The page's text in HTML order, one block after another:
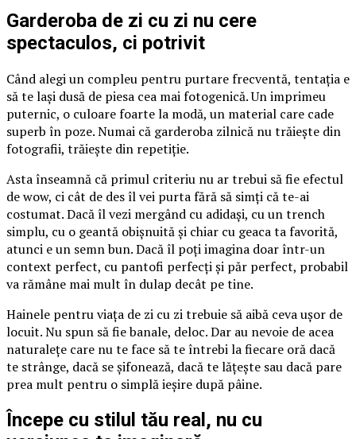
Garderoba de zi cu zi nu cere
spectaculos, ci potrivit
Când alegi un compleu pentru purtare frecventă, tentația e
să te lași dusă de piesa cea mai fotogenică. Un imprimeu
puternic, o culoare foarte la modă, un material care cade
superb în poze. Numai că garderoba zilnică nu trăiește din
fotografii, trăiește din repetiție.
Asta înseamnă că primul criteriu nu ar trebui să fie efectul
de wow, ci cât de des îl vei purta fără să simți că te-ai
costumat. Dacă îl vezi mergând cu adidași, cu un trench
simplu, cu o geantă obișnuită și chiar cu geaca ta favorită,
atunci e un semn bun. Dacă îl poți imagina doar într-un
context perfect, cu pantofi perfecți și păr perfect, probabil
va rămâne mai mult în dulap decât pe tine.
Hainele pentru viața de zi cu zi trebuie să aibă ceva ușor de
locuit. Nu spun să fie banale, deloc. Dar au nevoie de acea
naturalețe care nu te face să te întrebi la fiecare oră dacă
te strânge, dacă se șifonează, dacă te lățește sau dacă pare
prea mult pentru o simplă ieșire după pâine.
Începe cu stilul tău real, nu cu